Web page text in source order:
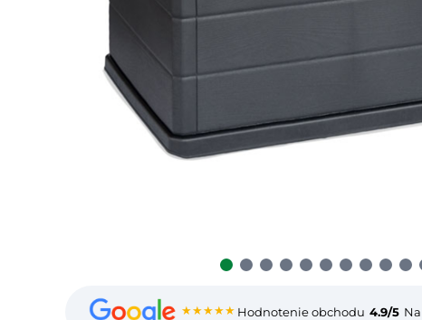
★★★★★ Hodnotenie obchodu 4.9/5